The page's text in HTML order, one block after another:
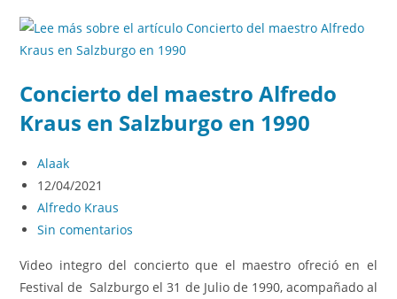
Concierto del maestro Alfredo
Kraus en Salzburgo en 1990
Alaak
12/04/2021
Alfredo Kraus
Sin comentarios
Video integro del concierto que el maestro ofreció en el
Festival de Salzburgo el 31 de Julio de 1990, acompañado al